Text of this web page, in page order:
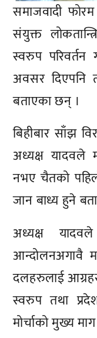
समाजवादी
संयुक्त
स्वरुप परिवर्तन
अवसर दिएपनि
बताएका छन् ।
बिहीबार साँझ
अध्यक्ष यादवले
नभए चैतको
जान बाध्य हुने
अध्यक्ष
आन्दोलनअगावै
दलहरुलाई
स्वरुप तथा
मोर्चाको मुख्य